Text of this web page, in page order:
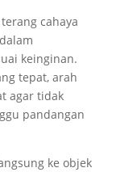
cahaya
keinginan.
tepat, arah
agar tidak
pandangan
ke objek